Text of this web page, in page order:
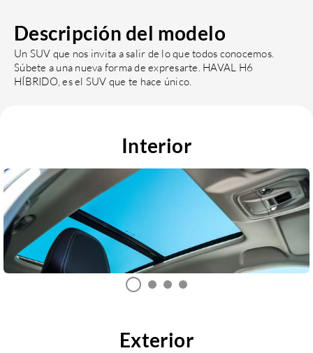
Descripción del modelo
Un SUV que nos invita a salir de lo que todos conocemos.
Súbete a una nueva forma de expresarte. HAVAL H6
HÍBRIDO, es el SUV que te hace único.
Interior
Exterior